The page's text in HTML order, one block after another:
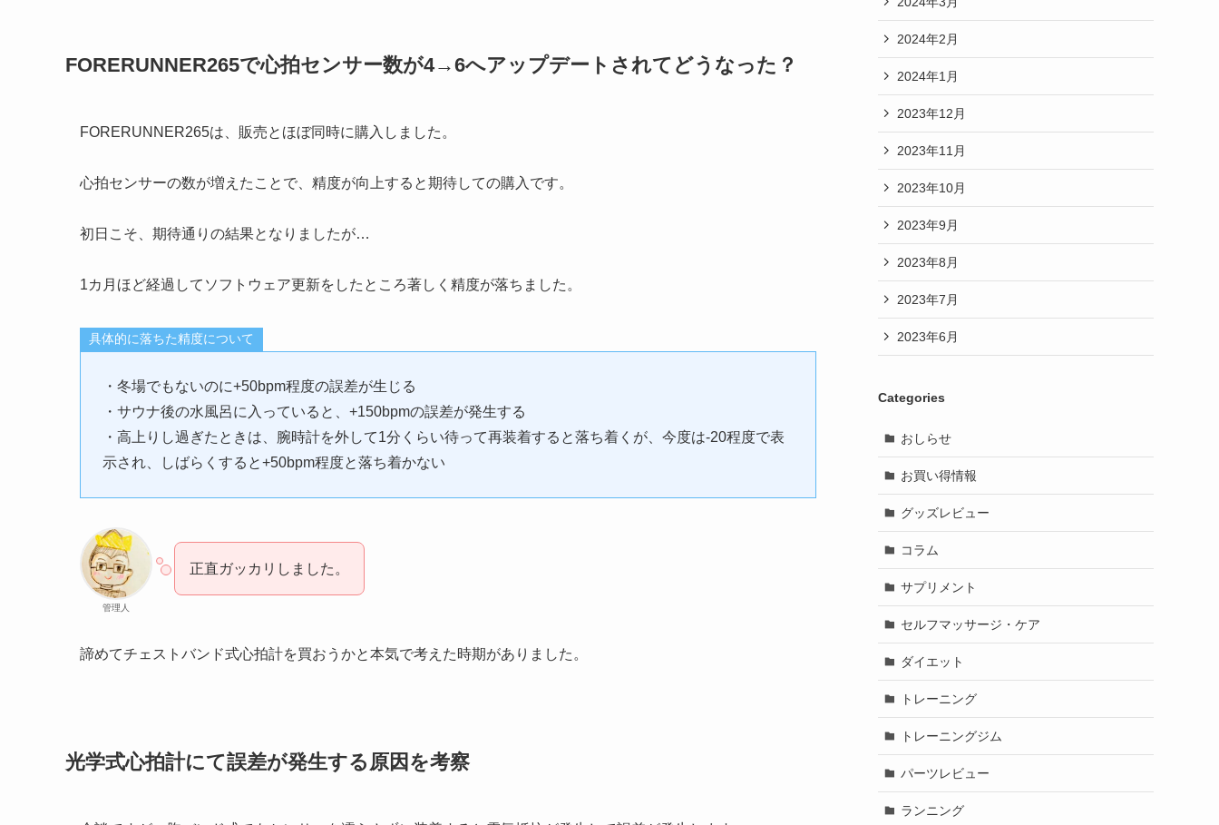
FORERUNNER265で心拍センサー数が4→6へアップデートされてどうなった？
FORERUNNER265は、販売とほぼ同時に購入しました。
心拍センサーの数が増えたことで、精度が向上すると期待しての購入です。
初日こそ、期待通りの結果となりましたが…
1カ月ほど経過してソフトウェア更新をしたところ著しく精度が落ちました。
具体的に落ちた精度について
・冬場でもないのに+50bpm程度の誤差が生じる
・サウナ後の水風呂に入っていると、+150bpmの誤差が発生する
・高上りし過ぎたときは、腕時計を外して1分くらい待って再装着すると落ち着くが、今度は-20程度で表
示され、しばらくすると+50bpm程度と落ち着かない
管理人
正直ガッカリしました。
諦めてチェストバンド式心拍計を買おうかと本気で考えた時期がありました。
光学式心拍計にて誤差が発生する原因を考察
2024年2月
2024年1月
2023年12月
2023年11月
2023年10月
2023年9月
2023年8月
2023年7月
2023年6月
Categories
おしらせ
お買い得情報
グッズレビュー
コラム
サプリメント
セルフマッサージ・ケア
ダイエット
トレーニング
トレーニングジム
パーツレビュー
ランニング